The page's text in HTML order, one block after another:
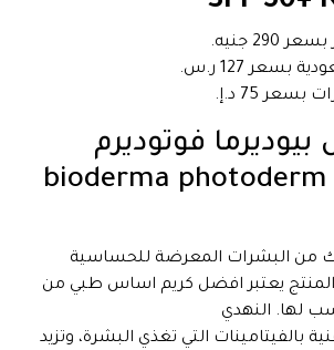
جنيه.
بسعر 127 ر.س.
بسعر 75 د.إ.
فوتوديرم
bioderma
من البشرات المعرضة للحساسية
المنتج يعتبر افضل كريم اساس طبي من
لها. النهدي
بالفيتامينات التي تغذي البشرة، وتزيد